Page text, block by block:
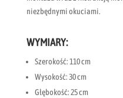
niezbędnymi okuciami.
WYMIARY:
Szerokość: 110 cm
Wysokość: 30 cm
Głębokość: 25 cm